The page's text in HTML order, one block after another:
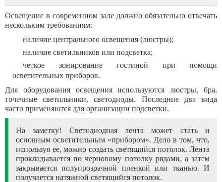
Освещение в современном зале должно обязательно отвечать
нескольким требованиям:
наличие центрального освещения (люстры);
наличие светильников или подсветка;
четкое зонирование гостиной при помощи
осветительных приборов.
Для оборудования освещения используются люстры, бра,
точечные светильники, светодиоды. Последние два вида
часто применяются для организации подсветки.
На заметку! Светодиодная лента может стать и
основным осветительным «прибором». Дело в том, что,
используя ее, можно создать светящийся потолок. Лента
прокладывается по черновому потолку рядами, а затем
закрывается полупрозрачной пленкой или тканью. И
получается натяжной светящийся потолок.